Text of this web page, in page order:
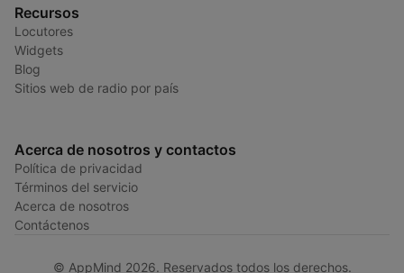
Recursos
Locutores
Widgets
Blog
Sitios web de radio por país
Acerca de nosotros y contactos
Política de privacidad
Términos del servicio
Acerca de nosotros
Contáctenos
© AppMind 2026. Reservados todos los derechos.